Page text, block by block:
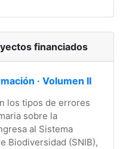
financiados
· Volumen II
los tipos de errores
sobre la
al Sistema
Biodiversidad (SNIB),